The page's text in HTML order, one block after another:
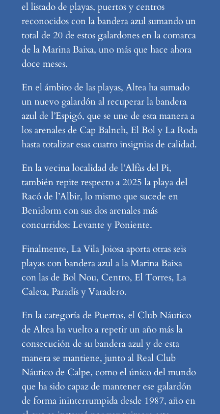
el listado de playas, puertos y centros
reconocidos con la bandera azul sumando un
total de 20 de estos galardones en la comarca
de la Marina Baixa, uno más que hace ahora
doce meses.
En el ámbito de las playas, Altea ha sumado
un nuevo galardón al recuperar la bandera
azul de l’Espigó, que se une de esta manera a
los arenales de Cap Balnch, El Bol y La Roda
hasta totalizar esas cuatro insignias de calidad.
En la vecina localidad de l’Alfàs del Pi,
también repite respecto a 2025 la playa del
Racó de l’Albir, lo mismo que sucede en
Benidorm con sus dos arenales más
concurridos: Levante y Poniente.
Finalmente, La Vila Joiosa aporta otras seis
playas con bandera azul a la Marina Baixa
con las de Bol Nou, Centro, El Torres, La
Caleta, Paradís y Varadero.
En la categoría de Puertos, el Club Náutico
de Altea ha vuelto a repetir un año más la
consecución de su bandera azul y de esta
manera se mantiene, junto al Real Club
Náutico de Calpe, como el único del mundo
que ha sido capaz de mantener ese galardón
de forma ininterrumpida desde 1987, año en